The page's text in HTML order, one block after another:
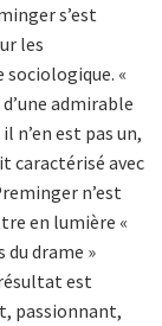
s’est
les
«
admirable
il n’en est pas un,
caractérisé avec
n’est
en lumière «
drame »
est
passionnant,